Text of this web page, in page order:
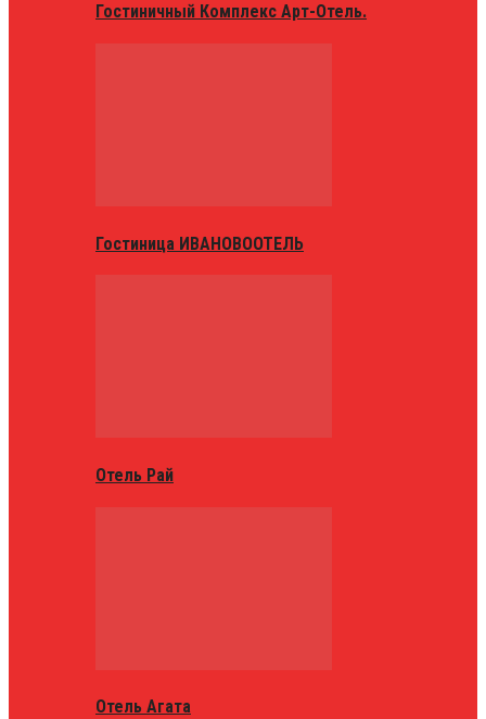
Гостиничный Комплекс Арт-Отель.
Гостиница ИВАНОВООТЕЛЬ
Отель Рай
Отель Агата